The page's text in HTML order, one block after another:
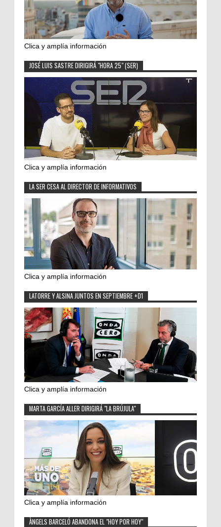
Clica y amplía información
JOSÉ LUIS SASTRE DIRIGIRÁ "HORA 25" (SER)
Clica y amplía información
LA SER CESA AL DIRECTOR DE INFORMATIVOS
Clica y amplía información
LATORRE Y ALSINA JUNTOS EN SEPTIEMBRE +D1
Clica y amplía información
MARTA GARCÍA ALLER DIRIGIRÁ "LA BRÚJULA"
Clica y amplía información
ÀNGELS BARCELÓ ABANDONA EL "HOY POR HOY"